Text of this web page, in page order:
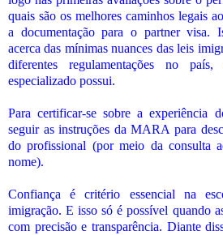
quais são os melhores caminhos legais
a documentação para o partner visa.
acerca das mínimas nuances das leis
diferentes regulamentações no
especializado possui.
Para certificar-se sobre a experiência
seguir as instruções da MARA para
do profissional (por meio da consulta
nome).
Confiança é critério essencial na
imigração. E isso só é possível quando
com precisão e transparência. Diante